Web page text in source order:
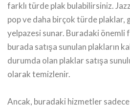
farklı türde plak bulabilirsiniz.
pop ve daha birçok türde plaklar,
yelpazesi sunar. Buradaki
burada satışa sunulan plakların
durumda olan plaklar satışa
olarak temizlenir.
Ancak, buradaki hizmetler sadece